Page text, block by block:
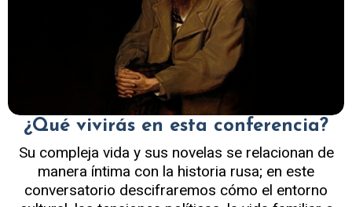
¿Qué vivirás en esta conferencia?
Su compleja vida y sus novelas se relacionan de
manera íntima con la historia rusa; en este
conversatorio descifraremos cómo el entorno